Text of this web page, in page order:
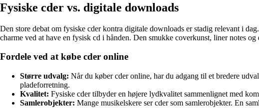
Fysiske cder vs. digitale downloads
Den store debat om fysiske cder kontra digitale downloads er stadig relevant i
charme ved at have en fysisk cd i hånden. Den smukke coverkunst, liner notes
Fordele ved at købe cder online
Større udvalg: Når du køber cder online, har du adgang til et bredere
pladeforretning.
Kvalitet: Fysiske cder tilbyder en højere lydkvalitet sammenlignet med
Samlerobjekter: Mange musikelskere ser cder som samlerobjekter. En